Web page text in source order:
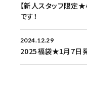
【新人スタッフ限定
です！
2024.12.29
2025福袋★1月7日